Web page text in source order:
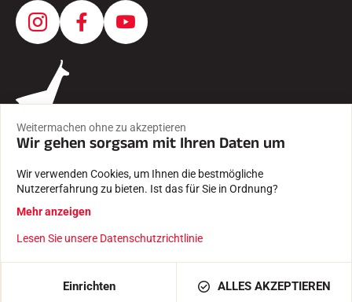
IN DEN WARENKORB LEGEN 49,00 €
RECHTLICHE HINWEISE
DATENSCHUTZRICHTLINIE
Weitermachen ohne zu akzeptieren
Wir gehen sorgsam mit Ihren Daten um
Wir verwenden Cookies, um Ihnen die bestmögliche
Nutzererfahrung zu bieten. Ist das für Sie in Ordnung?
Mehr anzeigen
Lesen Sie unsere Datenschutzrichtlinie
Einrichten ALLES AKZEPTIEREN